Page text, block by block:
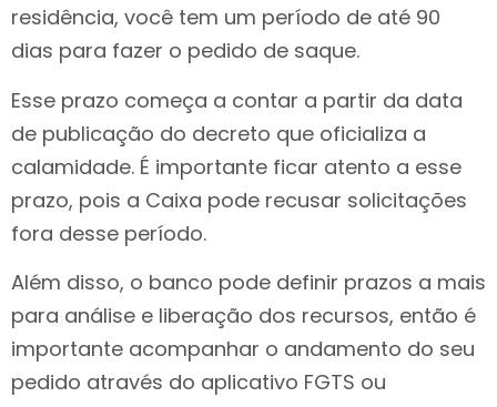
residência, você tem um período de até 90
dias para fazer o pedido de saque.
Esse prazo começa a contar a partir da data
de publicação do decreto que oficializa a
calamidade. É importante ficar atento a esse
prazo, pois a Caixa pode recusar solicitações
fora desse período.
Além disso, o banco pode definir prazos a mais
para análise e liberação dos recursos, então é
importante acompanhar o andamento do seu
pedido através do aplicativo FGTS ou